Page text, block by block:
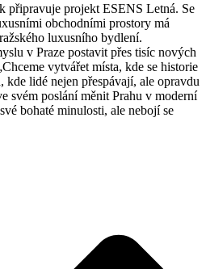
připravuje projekt ESENS Letná. Se
obchodními prostory má
luxusního bydlení.
v Praze postavit přes tisíc nových
vytvářet místa, kde se historie
kde lidé nejen přespávají, ale opravdu
svém poslání měnit Prahu v moderní
bohaté minulosti, ale nebojí se